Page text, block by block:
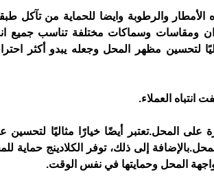
العملاء.
على المحل.
واجهة المحل وحمايتها في نفس الوقت.